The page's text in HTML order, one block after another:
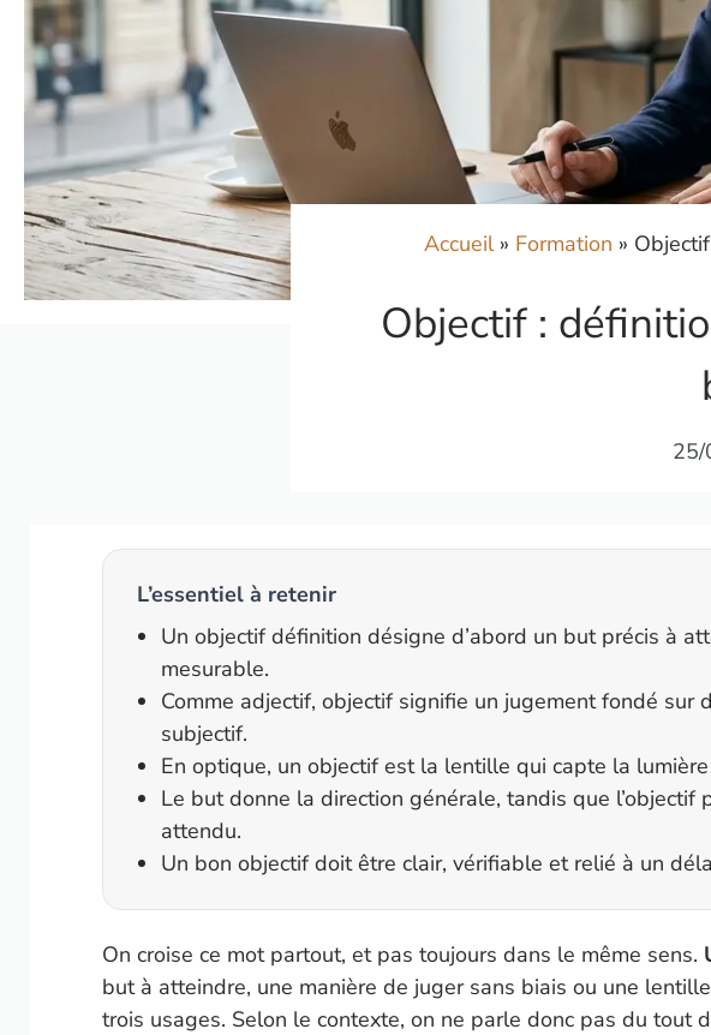
Accueil» Formation »
Objectif :
L’essentiel à retenir
Un objectif définition désigne d’abord un but précis à
mesurable.
Comme adjectif, objectif signifie un jugement fondé sur
subjectif.
En optique, un objectif est la lentille qui capte la lumière
Le but donne la direction générale, tandis que l’objectif
attendu.
Un bon objectif doit être clair, vérifiable et relié à un
On croise ce mot partout, et pas toujours dans le même sens.
but à atteindre, une manière de juger sans biais ou une
trois usages. Selon le contexte, on ne parle donc pas du tout